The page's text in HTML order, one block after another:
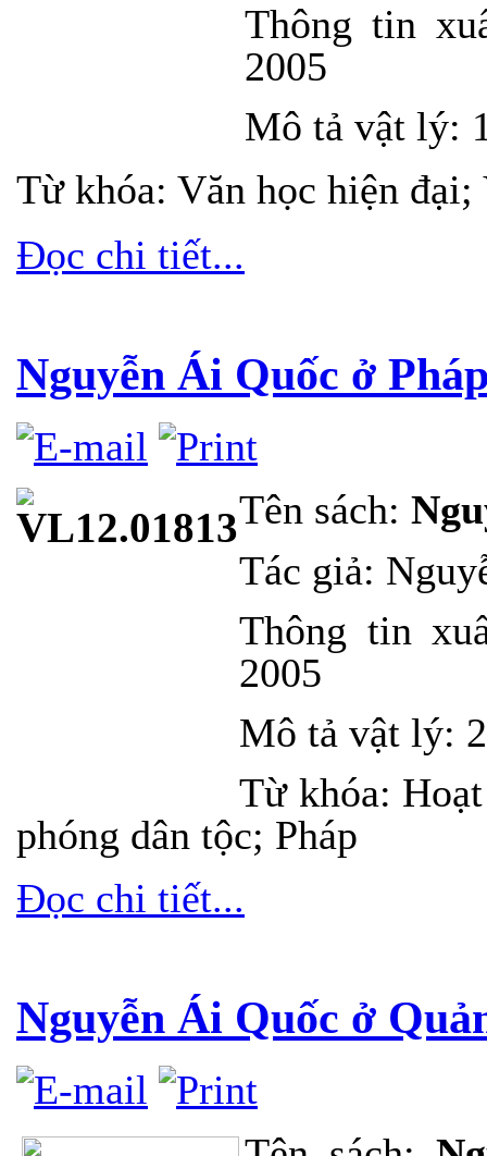
Thông tin
2005
Mô tả vật lý:
Từ khóa: Văn học hiện
Đọc chi tiết...
Nguyễn Ái Quốc ở
Tên sách:
Tác giả:
Thông tin
2005
Mô tả vật lý:
Từ khóa:
phóng dân tộc; Pháp
Đọc chi tiết...
Nguyễn Ái Quốc ở